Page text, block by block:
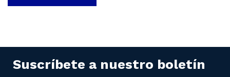
Suscríbete a nuestro boletín